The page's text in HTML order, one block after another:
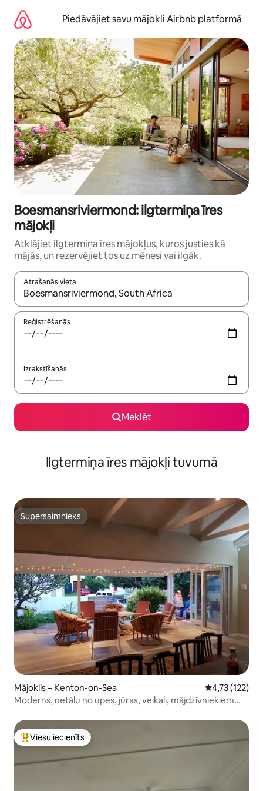
saturu
Piedāvājiet savu mājokli Airbnb platformā
Boesmansriviermond: ilgtermiņa īres
mājokļi
Atklājiet ilgtermiņa īres mājokļus, kuros justies kā
mājās, un rezervējiet tos uz mēnesi vai ilgāk.
Atrašanās vieta
Kad rezultāti kļūs pieejami, izmantojiet bultiņu uz augšu un
Reģistrēšanās
Izrakstīšanās
Meklēt
Ilgtermiņa īres mājokļi tuvumā
Supersaimnieks
Supersaimnieks
Mājoklis – Kenton-on-Sea Vidējais
4,73 (122)
Moderns, netālu no upes, jūras, veikali, mājdzīvniekiem
Populārs viesu iecienīts mājoklis
Viesu iecienīts